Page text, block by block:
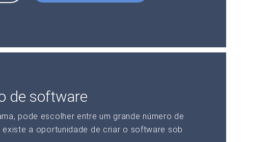
de software
pode escolher entre um grande número de
a oportunidade de criar o software sob